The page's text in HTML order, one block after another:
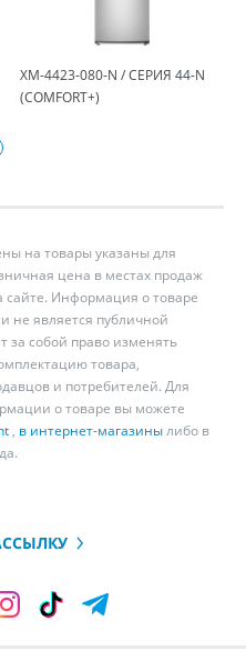
ХМ-4423-080-N / СЕРИЯ 44-N
(COMFORT+)
на товары указаны для
цена в местах продаж
сайте. Информация о товаре
не является публичной
за собой право изменять
товара,
и потребителей. Для
о товаре вы можете
, в интернет-магазинылибо в